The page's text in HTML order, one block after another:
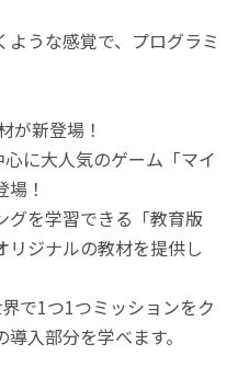
うな感覚で、プログラミ
が新登場！
に大人気のゲーム「マイ
！
グを学習できる「教育版
リジナルの教材を提供し
で1つ1つミッションをク
入部分を学べます。